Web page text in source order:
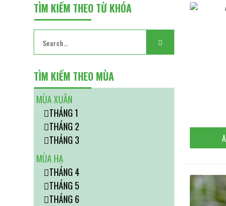
TÌM KIẾM THEO TỪ KHÓA
TÌM KIẾM THEO MÙA
MÙA XUÂN
THÁNG 1
THÁNG 2
THÁNG 3
MÙA HẠ
THÁNG 4
THÁNG 5
THÁNG 6